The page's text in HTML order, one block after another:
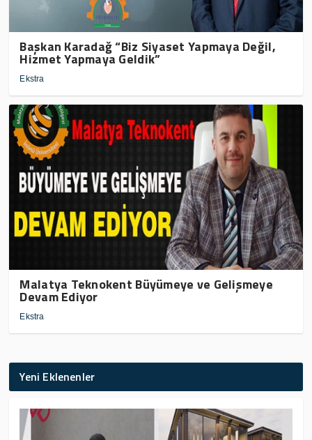
Başkan Karadağ “Biz Siyaset Yapmaya Değil,
Hizmet Yapmaya Geldik”
Ekstra
Malatya Teknokent Büyümeye ve Gelişmeye
Devam Ediyor
Ekstra
Yeni Eklenenler